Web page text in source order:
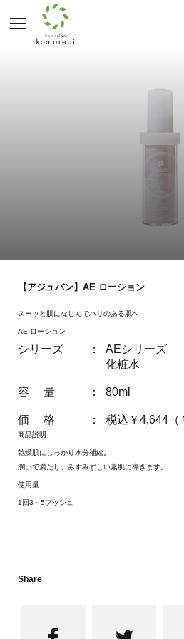
【アジュバン】AE ローション
スーッと肌になじんでハリのある肌へ
AE ローション
シリーズ ：
AEシリーズ
化粧水
容 量 ： 80ml
価 格 ： 税込￥4,644（
商品説明
乾燥肌にしっかり水分補給。
潤いで満たし、みずみずしい素肌に導きます。
使用量
1回3～5プッシュ
Share